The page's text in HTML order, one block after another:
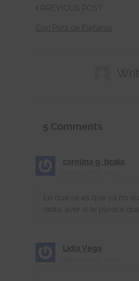
PREVIOUS POST
Con Pata de Elefante
5 Comments
carolina g. ticala
Lo que se es que ya no
visita, aver si te parece
Lidia Vega